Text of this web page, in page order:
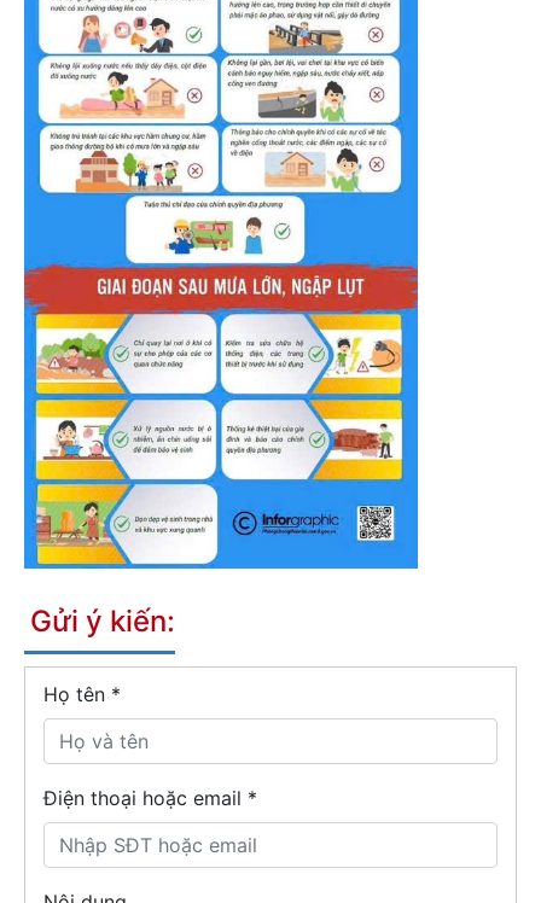
Gửi ý kiến:
Họ tên *
Điện thoại hoặc email *